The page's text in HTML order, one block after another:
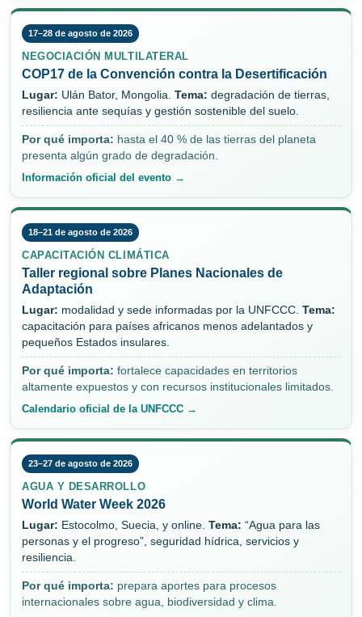
17–28 de agosto de 2026
NEGOCIACIÓN MULTILATERAL
COP17 de la Convención contra la Desertificación
Lugar: Ulán Bator, Mongolia. Tema: degradación de tierras,
resiliencia ante sequías y gestión sostenible del suelo.
Por qué importa: hasta el 40 % de las tierras del planeta
presenta algún grado de degradación.
Información oficial del evento →
18–21 de agosto de 2026
CAPACITACIÓN CLIMÁTICA
Taller regional sobre Planes Nacionales de
Adaptación
Lugar: modalidad y sede informadas por la UNFCCC. Tema:
capacitación para países africanos menos adelantados y
pequeños Estados insulares.
Por qué importa: fortalece capacidades en territorios
altamente expuestos y con recursos institucionales limitados.
Calendario oficial de la UNFCCC →
23–27 de agosto de 2026
AGUA Y DESARROLLO
World Water Week 2026
Lugar: Estocolmo, Suecia, y online. Tema: “Agua para las
personas y el progreso”, seguridad hídrica, servicios y
resiliencia.
Por qué importa: prepara aportes para procesos
internacionales sobre agua, biodiversidad y clima.